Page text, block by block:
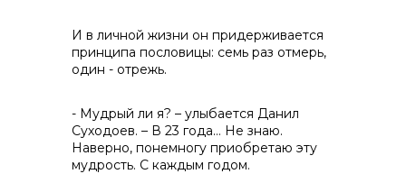
И в личной жизни он придерживается
принципа пословицы: семь раз отмерь,
один - отрежь.
- Мудрый ли я? – улыбается Данил
Суходоев. – В 23 года… Не знаю.
Наверно, понемногу приобретаю эту
мудрость. С каждым годом.